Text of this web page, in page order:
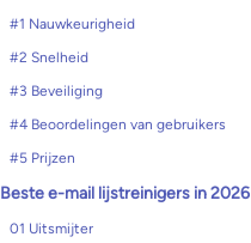
#1 Nauwkeurigheid
#2 Snelheid
#3 Beveiliging
#4 Beoordelingen van gebruikers
#5 Prijzen
Beste e-mail lijstreinigers in 2026
01 Uitsmijter